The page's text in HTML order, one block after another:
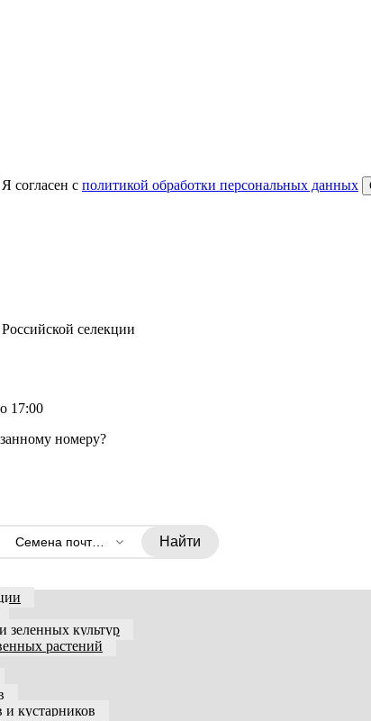
Я согласен с политикой обработки персональных данных
селекции
17:00
номеру?
Семена почтой в интернет магазине Найти
зеленных культур
растений
и кустарников